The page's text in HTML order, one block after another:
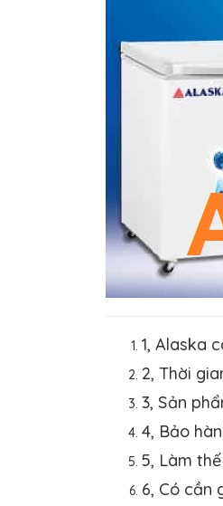
1, Alaska
2, Thời
3, Sản
4, Bảo
5, Làm
6, Có cần